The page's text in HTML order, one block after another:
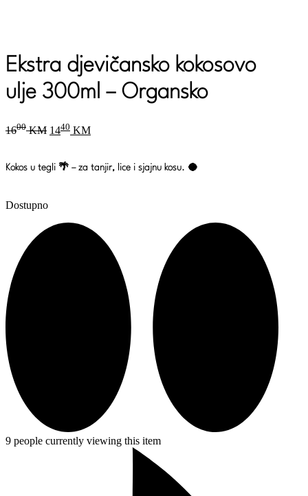
Ekstra djevičansko kokosovo
ulje 300ml – Organsko
1600 KM Original
price
1600 KM.
1440 KMCurrent
price
1440 KM.
Kokos u tegli 🌴 – za tanjir, lice i sjajnu kosu. 🥥
Dostupno
9 people currently viewing this item